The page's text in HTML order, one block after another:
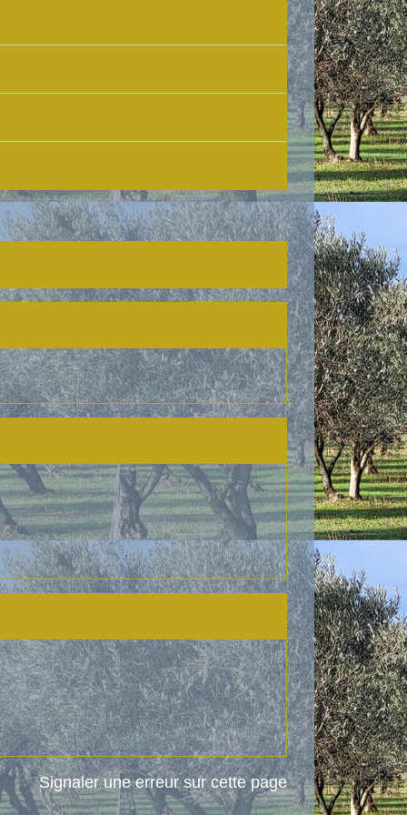
Signaler une erreur sur cette page